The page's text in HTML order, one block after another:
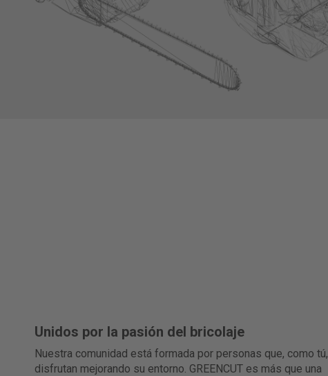
Unidos por la pasión del bricolaje
Nuestra comunidad está formada por personas que, como tú,
disfrutan mejorando su entorno. GREENCUT es más que una